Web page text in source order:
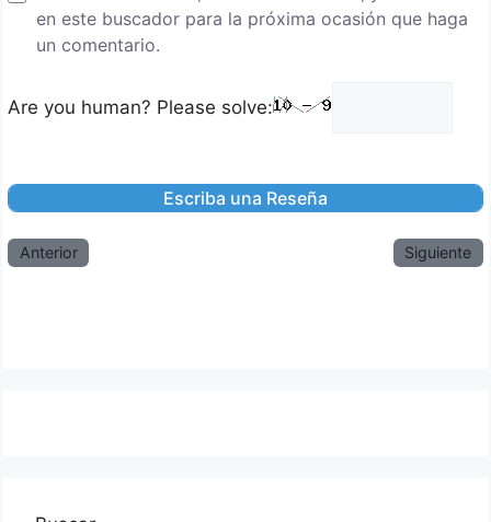
en este buscador para la próxima ocasión que haga
un comentario.
Are you human? Please solve:
Anterior Siguiente